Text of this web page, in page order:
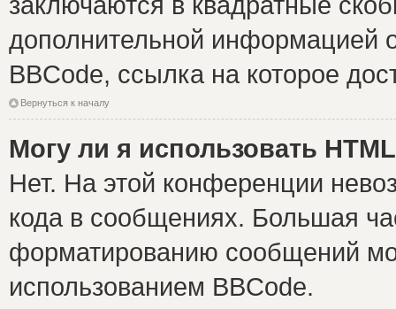
дополнительной информацией
BBCode, ссылка на которое
Вернуться к началу
Могу ли я использовать
Нет. На этой конференции
кода в сообщениях. Большая
форматированию сообщений
использованием BBCode.